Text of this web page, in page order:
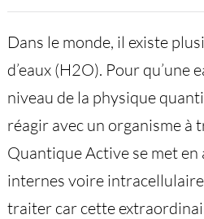
Dans le monde, il existe
d’eaux (H2O). Pour qu’une
niveau de la physique
réagir avec un organisme à
Quantique Active se met en
internes voire
traiter car cette